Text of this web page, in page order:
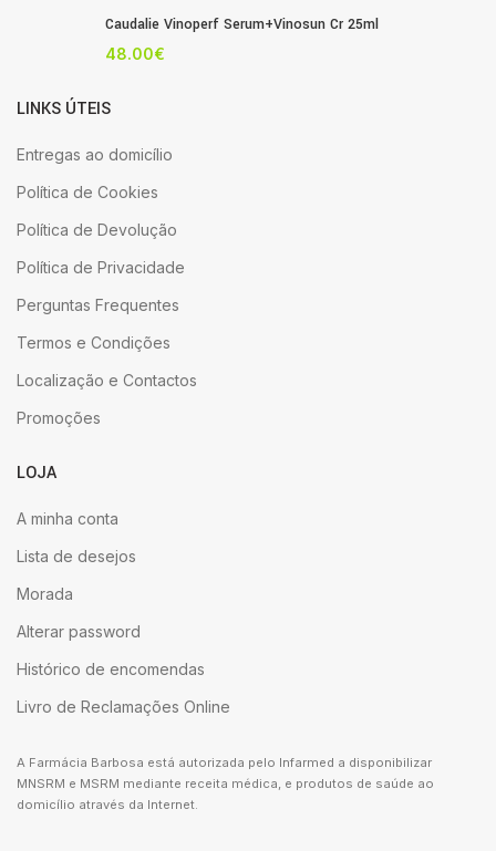
Caudalie Vinoperf Serum+Vinosun Cr 25ml
48.00€
LINKS ÚTEIS
Entregas ao domicílio
Política de Cookies
Política de Devolução
Política de Privacidade
Perguntas Frequentes
Termos e Condições
Localização e Contactos
Promoções
LOJA
A minha conta
Lista de desejos
Morada
Alterar password
Histórico de encomendas
Livro de Reclamações Online
A Farmácia Barbosa está autorizada pelo Infarmed a disponibilizar
MNSRM e MSRM mediante receita médica, e produtos de saúde ao
domicílio através da Internet.